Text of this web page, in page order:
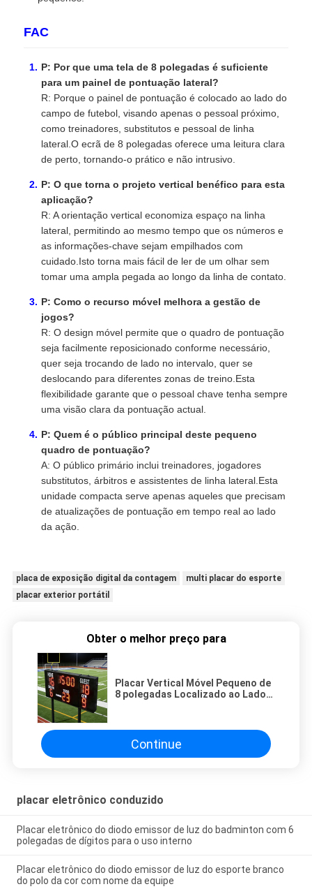
FAC
P: Por que uma tela de 8 polegadas é suficiente
para um painel de pontuação lateral?
R: Porque o painel de pontuação é colocado ao lado do
campo de futebol, visando apenas o pessoal próximo,
como treinadores, substitutos e pessoal de linha
lateral.O ecrã de 8 polegadas oferece uma leitura clara
de perto, tornando-o prático e não intrusivo.
P: O que torna o projeto vertical benéfico para esta
aplicação?
R: A orientação vertical economiza espaço na linha
lateral, permitindo ao mesmo tempo que os números e
as informações-chave sejam empilhados com
cuidado.Isto torna mais fácil de ler de um olhar sem
tomar uma ampla pegada ao longo da linha de contato.
P: Como o recurso móvel melhora a gestão de
jogos?
R: O design móvel permite que o quadro de pontuação
seja facilmente reposicionado conforme necessário,
quer seja trocando de lado no intervalo, quer se
deslocando para diferentes zonas de treino.Esta
flexibilidade garante que o pessoal chave tenha sempre
uma visão clara da pontuação actual.
P: Quem é o público principal deste pequeno
quadro de pontuação?
A: O público primário inclui treinadores, jogadores
substitutos, árbitros e assistentes de linha lateral.Esta
unidade compacta serve apenas aqueles que precisam
de atualizações de pontuação em tempo real ao lado
da ação.
placa de exposição digital da contagem
multi placar do esporte
placar exterior portátil
Obter o melhor preço para
Placar Vertical Móvel Pequeno de
8 polegadas Localizado ao Lado
Continue
placar eletrônico conduzido
Placar eletrônico do diodo emissor de luz do badminton com 6
polegadas de dígitos para o uso interno
Placar eletrônico do diodo emissor de luz do esporte branco
do polo da cor com nome da equipe